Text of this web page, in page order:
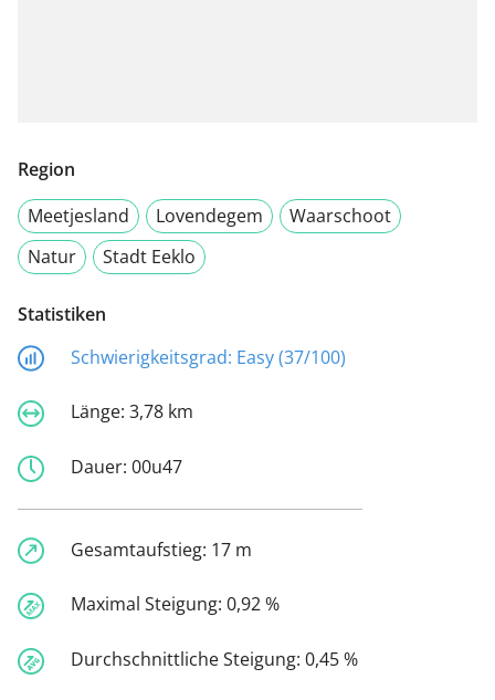
Region
Meetjesland
Lovendegem
Waarschoot
Natur
Stadt Eeklo
Statistiken
Schwierigkeitsgrad: Easy (37/100)
Länge: 3,78 km
Dauer: 00u47
Gesamtaufstieg: 17 m
Maximal Steigung: 0,92 %
Durchschnittliche Steigung: 0,45 %